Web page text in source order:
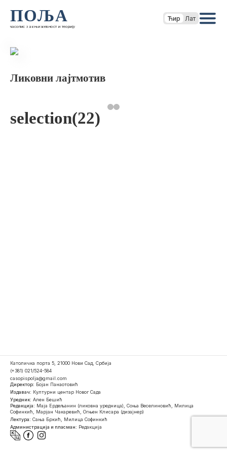
ПОЉА
часопис за књижевност и теорију
Ћир Лат
Ликовни лајтмотив
selection(22)
Католичка порта 5, 21000 Нови Сад, Србија
(+381) 021/524-584
casopispolja@gmail.com
Директор: Бојан Панаотовић
Издавач: Културни центар Новог Сада
Уредник: Ален Бешић
Редакција: Маја Ердељанин (ликовна уредница), Соња Веселиновић, Милица
Софинкић, Марјан Чакаревић, Огњен Клисара (дизајнер)
Лектура: Сања Бркић, Милица Софинкић
Администрација и пласман: Редакција